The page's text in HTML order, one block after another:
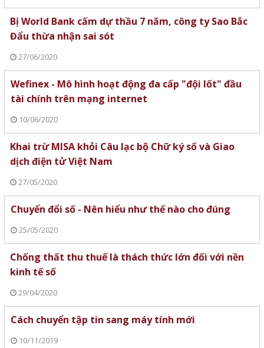
Bị World Bank cấm dự thầu 7 năm, công ty Sao Bắc
Đẩu thừa nhận sai sót
27/06/2020
Wefinex - Mô hình hoạt động đa cấp "đội lốt" đầu
tài chính trên mạng internet
10/06/2020
Khai trừ MISA khỏi Câu lạc bộ Chữ ký số và Giao
dịch điện tử Việt Nam
27/05/2020
Chuyển đổi số - Nên hiểu như thế nào cho đúng
25/05/2020
Chống thất thu thuế là thách thức lớn đối với nền
kinh tế số
29/04/2020
Cách chuyển tập tin sang máy tính mới
10/11/2019